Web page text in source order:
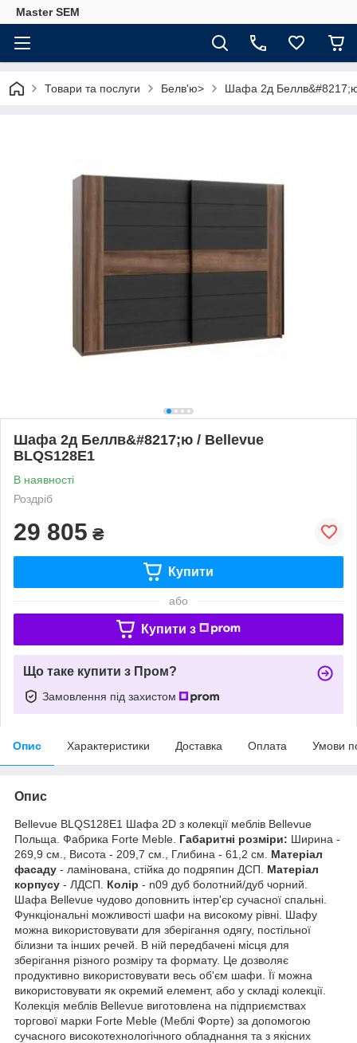
Master SEM
Товари та послуги Белв'ю> Шафа 2д
Шафа 2д Беллв&#8217;ю / Bellevue
BLQS128E1
В наявності
Роздріб
29 805 ₴
Купити
або
Купити з
Що таке купити з Пром?
Замовлення під захистом
Опис Характеристики Доставка Оплата Умови
Опис
Bellevue BLQS128E1 Шафа 2D з колекції меблів Bellevue
Польща. Фабрика Forte Meble. Габаритні розміри: Ширина -
269,9 см., Висота - 209,7 см., Глибина - 61,2 см. Матеріал
фасаду - ламінована, стійка до подряпин ДСП. Матеріал
корпусу - ЛДСП. Колір - n09 дуб болотний/дуб чорний.
Шафа Bellevue чудово доповнить інтер'єр сучасної спальні.
Функціональні можливості шафи на високому рівні. Шафу
можна використовувати для зберігання одягу, постільної
білизни та інших речей. В ній передбачені місця для
зберігання різного розміру та формату. Це дозволяє
продуктивно використовувати весь об'єм шафи. Її можна
використовувати як окремий елемент, або у складі колекції.
Колекція меблів Bellevue виготовлена на підприємствах
торгової марки Forte Meble (Меблі Форте) за допомогою
сучасного високотехнологічного обладнання та з якісних